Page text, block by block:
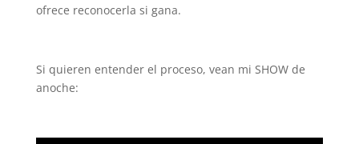
ofrece reconocerla si gana.
Si quieren entender el proceso, vean mi SHOW de
anoche: